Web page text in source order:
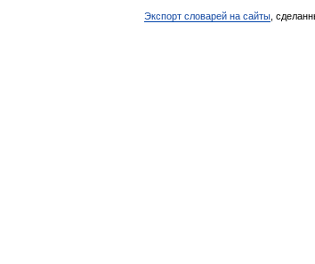
Экспорт словарей на сайты ,